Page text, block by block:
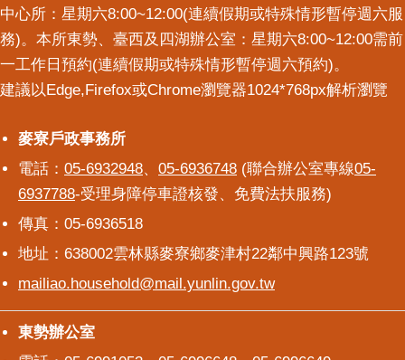
關
連
結
中心所：星期六8:00~12:00(連續假期或特殊情形暫停週六服
務)。本所東勢、臺西及四湖辦公室：星期六8:00~12:00需前
一工作日預約(連續假期或特殊情形暫停週六預約)。
建議以Edge,Firefox或Chrome瀏覽器1024*768px解析瀏覽
麥寮戶政事務所
麥寮戶政事務所
電話： 05-6932948、 05-6936748 (聯合辦公室專線05-
6937788-受理身障停車證核發、免費法扶服務)
傳真：05-6936518
地址：638002雲林縣麥寮鄉麥津村22鄰中興路123號
mailiao.household@mail.yunlin.gov.tw
東勢辦公室
東勢辦公室